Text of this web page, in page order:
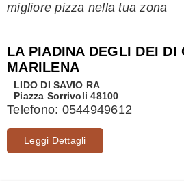
migliore pizza nella tua zona
LA PIADINA DEGLI DEI DI
MARILENA
LIDO DI SAVIO RA
Piazza Sorrivoli 48100
Telefono: 0544949612
Leggi Dettagli